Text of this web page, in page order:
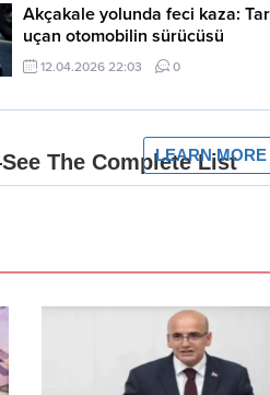
Akçakale yolunda feci kaza:
uçan otomobilin sürücüsü
kurtarılamadı
12.04.2026 22:03 0